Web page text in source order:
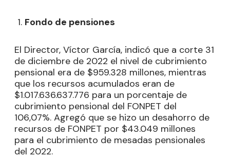
Fondo de pensiones
El Director, Víctor García, indicó que a corte 31
de diciembre de 2022 el nivel de cubrimiento
pensional era de $959.328 millones, mientras
que los recursos acumulados eran de
$1.017.636.637.776 para un porcentaje de
cubrimiento pensional del FONPET del
106,07%. Agregó que se hizo un desahorro de
recursos de FONPET por $43.049 millones
para el cubrimiento de mesadas pensionales
del 2022.